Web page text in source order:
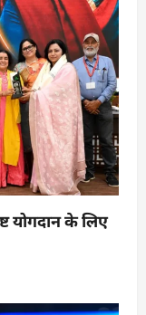
योगदान के लिए